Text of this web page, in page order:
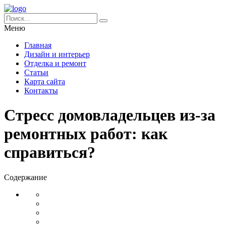
Меню
Главная
Дизайн и интерьер
Отделка и ремонт
Статьи
Карта сайта
Контакты
Стресс домовладельцев из-за
ремонтных работ: как
справиться?
Содержание